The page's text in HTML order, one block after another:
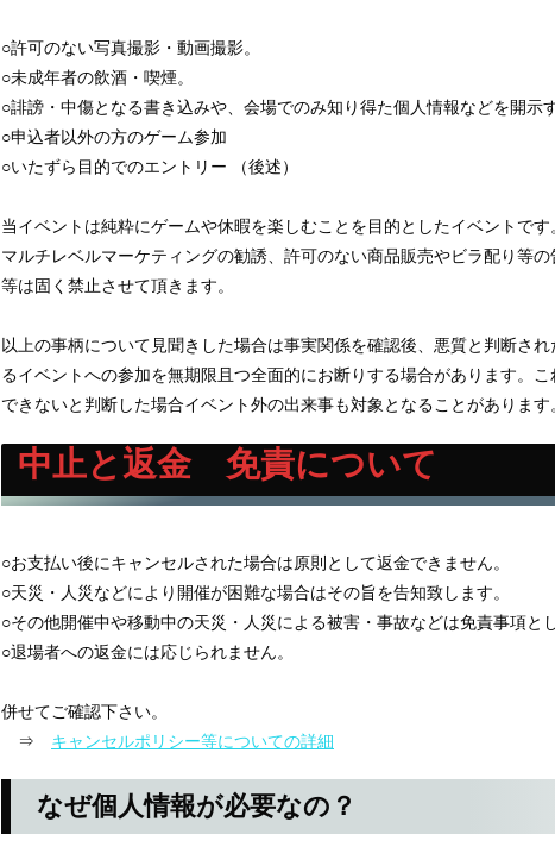
○許可のない写真撮影・動画撮影。
○未成年者の飲酒・喫煙。
○誹謗・中傷となる書き込みや、会場でのみ知り得た個人情報などを開示
○申込者以外の方のゲーム参加
○いたずら目的でのエントリー （後述）
当イベントは純粋にゲームや休暇を楽しむことを目的としたイベントです
マルチレベルマーケティングの勧誘、許可のない商品販売やビラ配り等
等は固く禁止させて頂きます。
以上の事柄について見聞きした場合は事実関係を確認後、悪質と判断さ
るイベントへの参加を無期限且つ全面的にお断りする場合があります。
できないと判断した場合イベント外の出来事も対象となることがあります
中止と返金 免責について
○お支払い後にキャンセルされた場合は原則として返金できません。
○天災・人災などにより開催が困難な場合はその旨を告知致します。
○その他開催中や移動中の天災・人災による被害・事故などは免責事項とし
○退場者への返金には応じられません。
併せてご確認下さい。
⇒ キャンセルポリシー等についての詳細
なぜ個人情報が必要なの？